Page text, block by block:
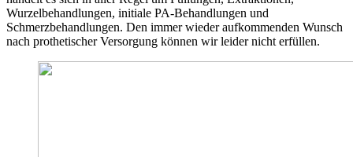
Wurzelbehandlungen, initiale PA-Behandlungen und
Schmerzbehandlungen. Den immer wieder aufkommenden Wunsch
nach prothetischer Versorgung können wir leider nicht erfüllen.